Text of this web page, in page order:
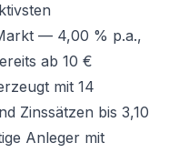
— 4,00 % p.a.,
ab 10 €
mit 14
Zinssätzen bis 3,10
Anleger mit